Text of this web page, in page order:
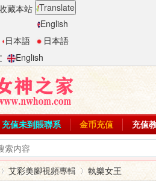
藏本站 Translate
English
日本語
日本語
English
充值未到賬聯系 金币充值 充值
艾彩美腳視頻專輯
執樂女王